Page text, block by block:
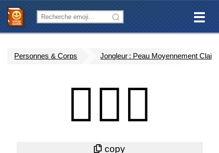
Personnes & Corps Jongleur : Peau Moyennement Claire
🤹🏼‍♂️